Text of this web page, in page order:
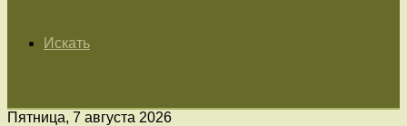
Искать
Пятница, 7 августа 2026